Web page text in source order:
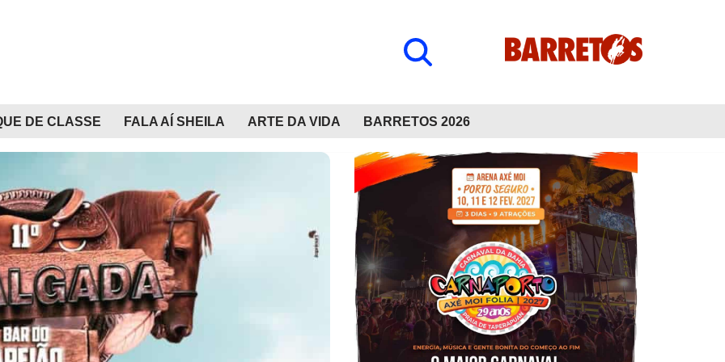
DE CLASSE FALA AÍ SHEILA ARTE DA VIDA BARRETOS 2026